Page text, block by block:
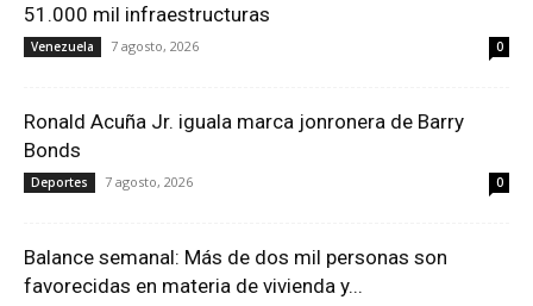
51.000 mil infraestructuras
Venezuela 7 agosto, 2026 0
Ronald Acuña Jr. iguala marca jonronera de Barry
Bonds
Deportes 7 agosto, 2026 0
Balance semanal: Más de dos mil personas son
favorecidas en materia de vivienda y...